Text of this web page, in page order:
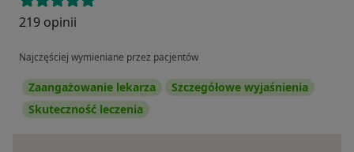
219 opinii
Najczęściej wymieniane przez pacjentów
Zaangażowanie lekarza
Szczegółowe wyjaśnienia
Skuteczność leczenia